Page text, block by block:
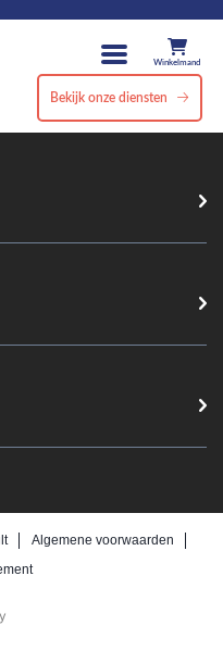
Winkelmand
Bekijk onze diensten
Algemene voorwaarden